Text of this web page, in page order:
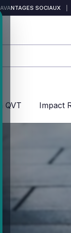
AVANTAGES SOCIAUX
QVT Impact